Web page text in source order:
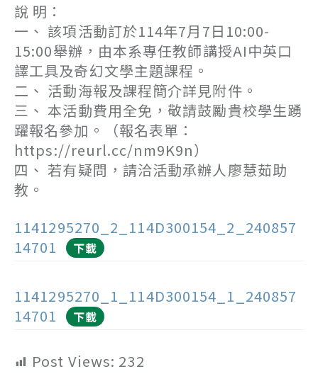
說 明：
一、 該項活動訂於114年7月7日10:00-
15:00舉辦，由本系專任教師講授AI中英口
譯工具及奇幻文學主題課程。
二、 活動海報及課程簡介詳見附件。
三、 本活動費用全免，敬請鼓勵貴校學生踴
躍報名參加。（報名表單：
https://reurl.cc/nm9K9n）
四、 若有疑問，請洽活動承辦人廖慧茹助
教。
1141295270_2_114D300154_2_240857
14701
下載
1141295270_1_114D300154_1_240857
14701
下載
Post Views: 232